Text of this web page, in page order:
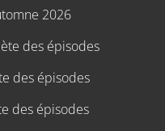
2026
des épisodes
des épisodes
des épisodes